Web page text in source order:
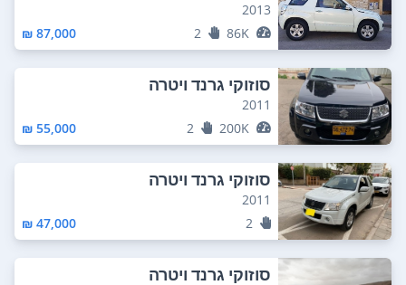
2013
86K
2
87,000 ₪
סוזוקי גרנד ויטרה
2011
200K
2
55,000 ₪
סוזוקי גרנד ויטרה
2011
2
47,000 ₪
סוזוקי גרנד ויטרה